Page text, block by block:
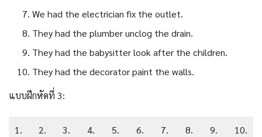
We had the electrician fix the outlet.
They had the plumber unclog the drain.
They had the babysitter look after the children.
They had the decorator paint the walls.
แบบฝึกหัดที่ 3:
1.
2.
3.
4.
5.
6.
7.
8.
9.
10.